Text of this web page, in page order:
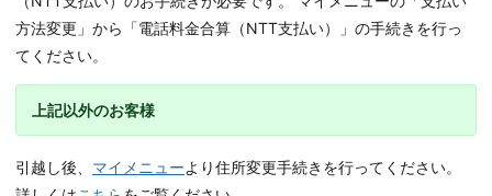
方法変更」から「電話料金合算（NTT支払い）」の手続きを行っ
てください。
上記以外のお客様
引越し後、 マイメニューより住所変更手続きを行ってください。